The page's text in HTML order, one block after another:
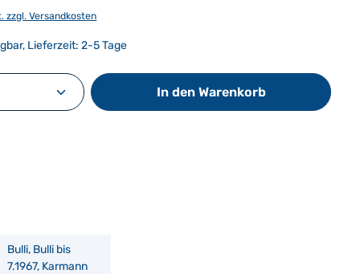
zzgl. Versandkosten
Lieferzeit: 2-5 Tage
Gib den gewünschten Wert ein
In den Warenkorb
Bulli, Bulli bis
7.1967, Karmann